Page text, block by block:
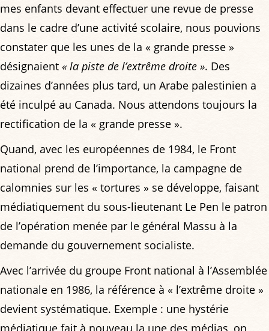
mes enfants devant effectuer une revue de presse
dans le cadre d’une activité scolaire, nous pouvions
constater que les unes de la « grande presse »
désignaient « la piste de l’extrême droite ». Des
dizaines d’années plus tard, un Arabe palestinien a
été inculpé au Canada. Nous attendons toujours la
rectification de la « grande presse ».
Quand, avec les européennes de 1984, le Front
national prend de l’importance, la campagne de
calomnies sur les « tortures » se développe, faisant
médiatiquement du sous-lieutenant Le Pen le patron
de l’opération menée par le général Massu à la
demande du gouvernement socialiste.
Avec l’arrivée du groupe Front national à l’Assemblée
nationale en 1986, la référence à « l’extrême droite »
devient systématique. Exemple : une hystérie
médiatique fait à nouveau la une des médias, on